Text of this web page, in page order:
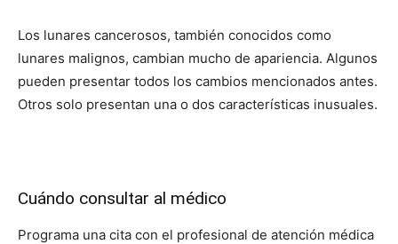
Los lunares cancerosos, también conocidos como
lunares malignos, cambian mucho de apariencia. Algunos
pueden presentar todos los cambios mencionados antes.
Otros solo presentan una o dos características inusuales.
Cuándo consultar al médico
Programa una cita con el profesional de atención médica